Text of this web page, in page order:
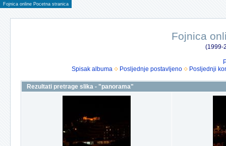
Fojnica online Pocetna stranica
Fojnica
(1999-
Spisak albuma
Posljednje postavljeno Posljednji
Rezultati pretrage slika - "panorama"